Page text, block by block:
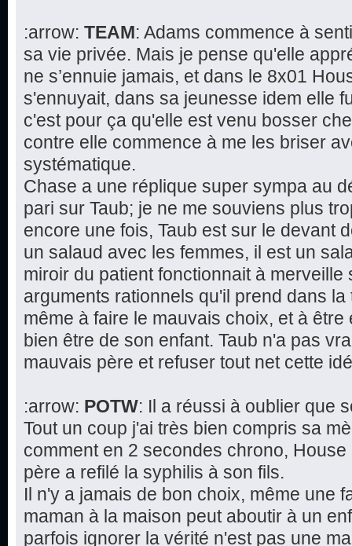
:arrow: TEAM: Adams commence à
sa vie privée. Mais je pense qu'elle
ne s’ennuie jamais, et dans le 8x01
s'ennuyait, dans sa jeunesse idem elle
c'est pour ça qu'elle est venu bosser
contre elle commence à me les briser
systématique.
Chase a une réplique super sympa au
pari sur Taub; je ne me souviens plus
encore une fois, Taub est sur le devant
un salaud avec les femmes, il est un
miroir du patient fonctionnait à
arguments rationnels qu'il prend dans
même à faire le mauvais choix, et à
bien être de son enfant. Taub n'a pas
mauvais père et refuser tout net cette
:arrow: POTW: Il a réussi à oublier que
Tout un coup j'ai très bien compris sa
comment en 2 secondes chrono,
père a refilé la syphilis à son fils.
Il n'y a jamais de bon choix, même une
maman à la maison peut aboutir à un
parfois ignorer la vérité n'est pas une